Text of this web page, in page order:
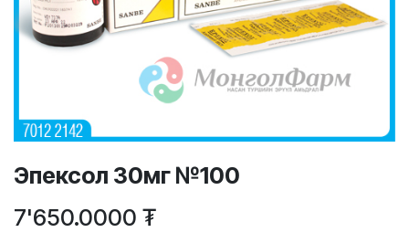
Эпексол 30мг №100
7'650.0000 ₮